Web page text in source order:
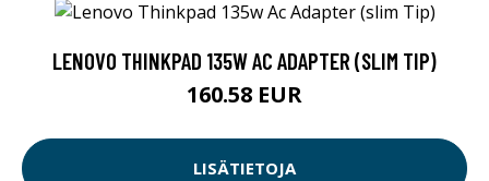
LENOVO THINKPAD 135W AC ADAPTER (SLIM TIP)
160.58 EUR
LISÄTIETOJA